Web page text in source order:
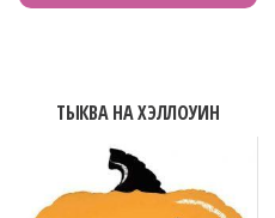
ТЫКВА НА ХЭЛЛОУИН